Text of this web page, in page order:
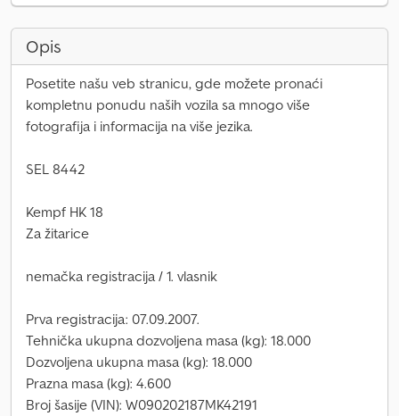
Opis
Posetite našu veb stranicu, gde možete pronaći
kompletnu ponudu naših vozila sa mnogo više
fotografija i informacija na više jezika.
SEL 8442
Kempf HK 18
Za žitarice
nemačka registracija / 1. vlasnik
Prva registracija: 07.09.2007.
Tehnička ukupna dozvoljena masa (kg): 18.000
Dozvoljena ukupna masa (kg): 18.000
Prazna masa (kg): 4.600
Broj šasije (VIN): W090202187MK42191